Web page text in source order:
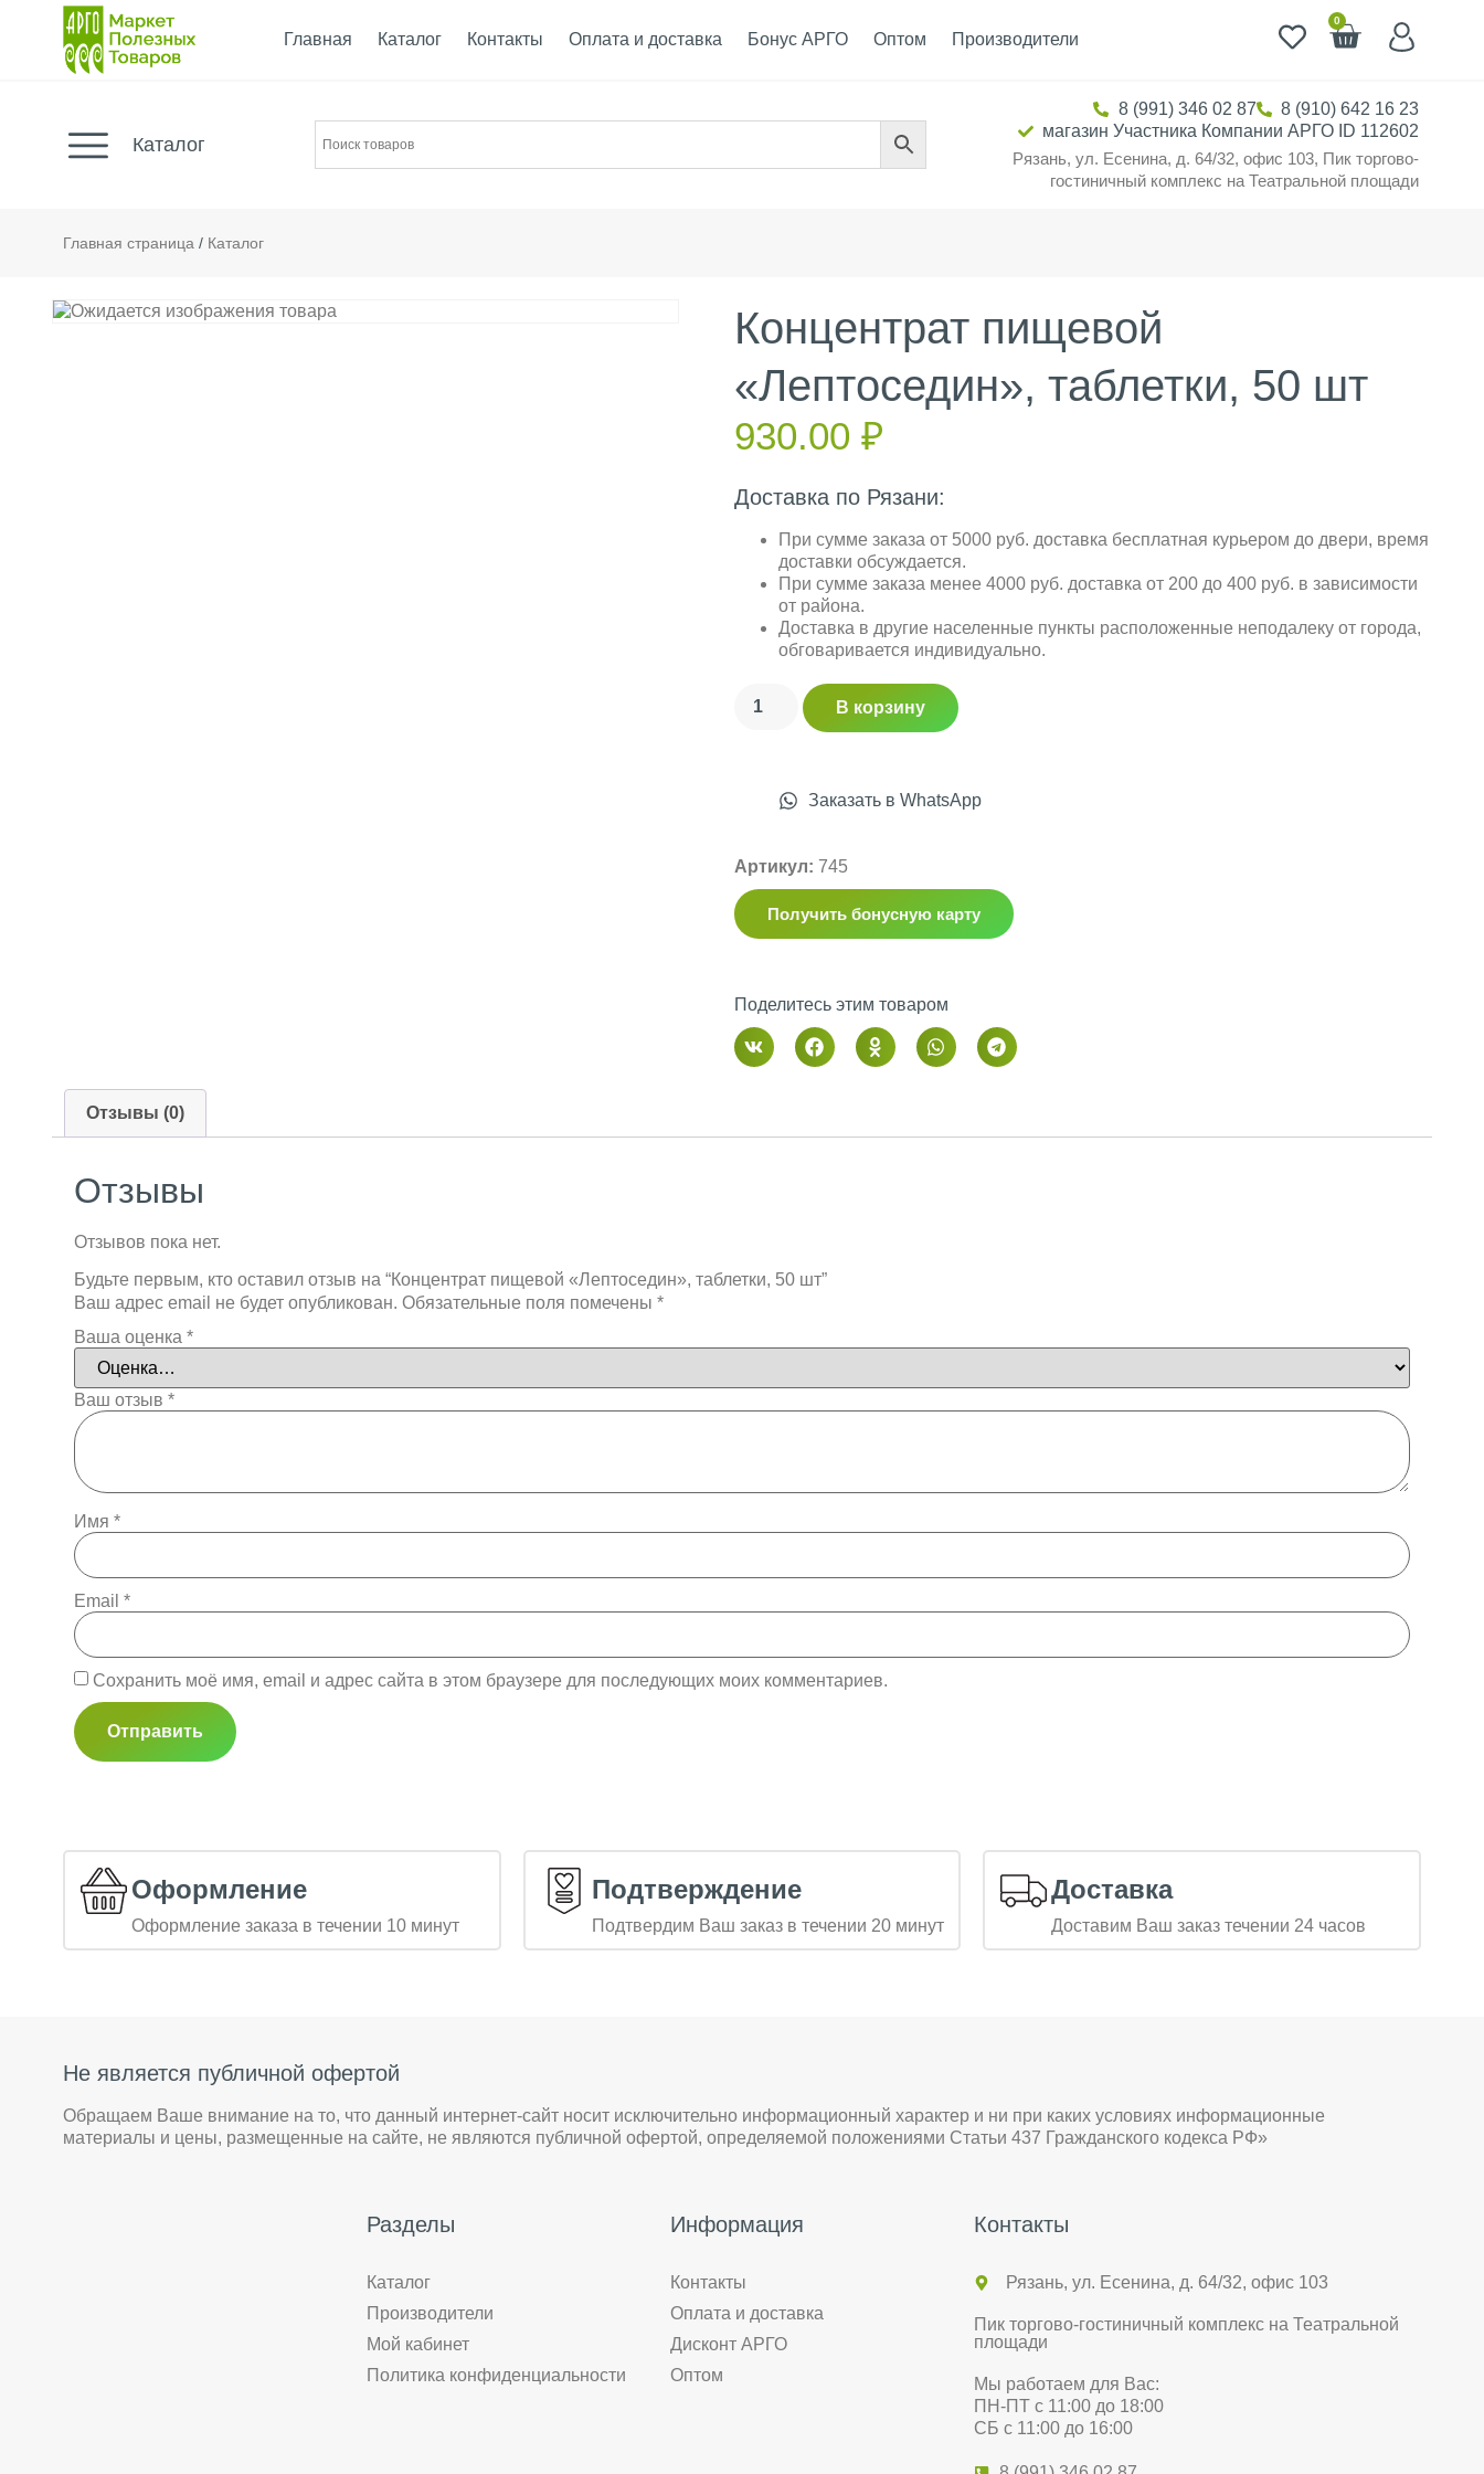
Главная Каталог Контакты Оплата и доставка Бонус АРГО Оптом Производители
0
Каталог
8 (991) 346 02 87
8 (910) 642 16 23
магазин Участника Компании АРГО ID 112602
Рязань, ул. Есенина, д. 64/32, офис 103, Пик торгово-
гостиничный комплекс на Театральной площади
Главная страница / Каталог
Концентрат пищевой
«Лептоседин», таблетки, 50 шт
930.00 ₽
Доставка по Рязани:
При сумме заказа от 5000 руб. доставка бесплатная курьером до двери, время
доставки обсуждается.
При сумме заказа менее 4000 руб. доставка от 200 до 400 руб. в зависимости
от района.
Доставка в другие населенные пункты расположенные неподалеку от города,
обговаривается индивидуально.
В корзину
Заказать в WhatsApp
Артикул: 745
Получить бонусную карту
Поделитесь этим товаром
Отзывы (0)
Отзывы
Отзывов пока нет.
Будьте первым, кто оставил отзыв на “Концентрат пищевой «Лептоседин», таблетки, 50 шт”
Ваш адрес email не будет опубликован. Обязательные поля помечены *
Ваша оценка *
Ваш отзыв *
Имя *
Email *
Сохранить моё имя, email и адрес сайта в этом браузере для последующих моих комментариев.
Оформление
Оформление заказа в течении 10 минут
Подтверждение
Подтвердим Ваш заказ в течении 20 минут
Доставка
Доставим Ваш заказ течении 24 часов
Не является публичной офертой
Обращаем Ваше внимание на то, что данный интернет-сайт носит исключительно информационный характер и ни при каких условиях информационные
материалы и цены, размещенные на сайте, не являются публичной офертой, определяемой положениями Статьи 437 Гражданского кодекса РФ»
Разделы
Каталог
Производители
Мой кабинет
Политика конфиденциальности
Информация
Контакты
Оплата и доставка
Дисконт АРГО
Оптом
Контакты
Рязань, ул. Есенина, д. 64/32, офис 103
Пик торгово-гостиничный комплекс на Театральной
площади
Мы работаем для Вас:
ПН-ПТ с 11:00 до 18:00
СБ с 11:00 до 16:00